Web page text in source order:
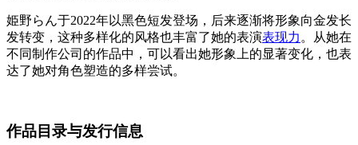
姫野らん于2022年以黑色短发登场，后来逐渐将形象向金发长
发转变，这种多样化的风格也丰富了她的表演表现力 。从她在
不同制作公司的作品中，可以看出她形象上的显著变化，也表
达了她对角色塑造的多样尝试。
作品目录与发行信息